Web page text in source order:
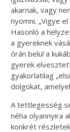
akarnak, vagy
nyomni. „Vigye
Hasonló a
a gyereknek
órán belül a
gyerek
gyakorlatilag
dolgokat,
A tettlegesség
néha olyannyira
konkrét